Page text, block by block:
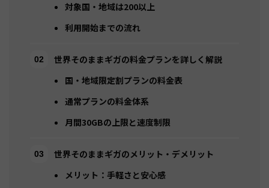
対象国・地域は200以上
利用開始までの流れ
世界そのままギガの料金プランを詳しく解説
国・地域限定割プランの料金表
通常プランの料金体系
月間30GBの上限と速度制限
世界そのままギガのメリット・デメリット
メリット：手軽さと安心感